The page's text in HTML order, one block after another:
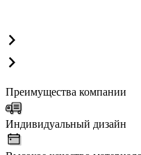
Преимущества компании
Индивидуальный дизайн